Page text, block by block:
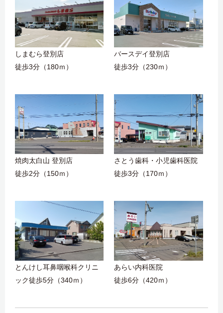
しまむら登別店
徒歩3分（180ｍ）
バースデイ登別店
徒歩3分（230ｍ）
焼肉太白山 登別店
徒歩2分（150ｍ）
さとう歯科・小児歯科医院
徒歩3分（170ｍ）
とんけし耳鼻咽喉科クリニ
ック徒歩5分（340ｍ）
あらい内科医院
徒歩6分（420ｍ）